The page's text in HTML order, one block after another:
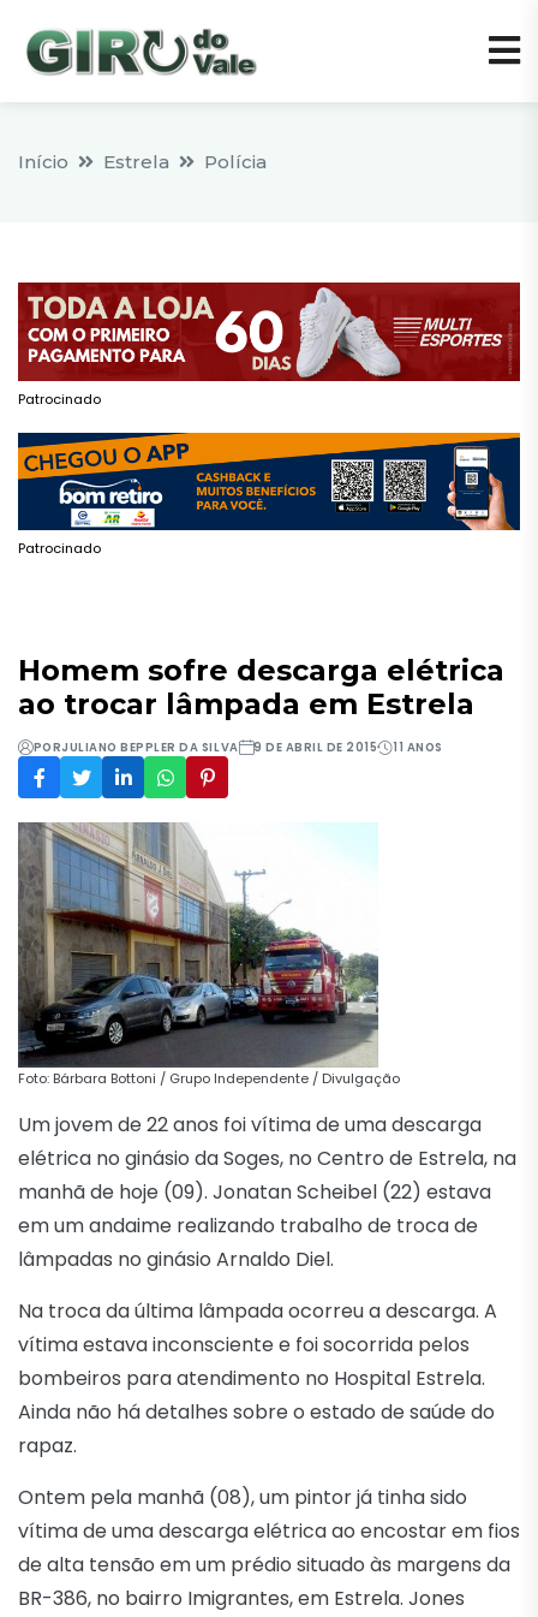
Início Estrela Polícia
Patrocinado
Patrocinado
Homem sofre descarga elétrica
ao trocar lâmpada em Estrela
PORJULIANO BEPPLER DA SILVA 9 DE ABRIL DE 2015 11 ANOS
Foto: Bárbara Bottoni / Grupo Independente / Divulgação
Um jovem de 22 anos foi vítima de uma descarga
elétrica no ginásio da Soges, no Centro de Estrela, na
manhã de hoje (09). Jonatan Scheibel (22) estava
em um andaime realizando trabalho de troca de
lâmpadas no ginásio Arnaldo Diel.
Na troca da última lâmpada ocorreu a descarga. A
vítima estava inconsciente e foi socorrida pelos
bombeiros para atendimento no Hospital Estrela.
Ainda não há detalhes sobre o estado de saúde do
rapaz.
Ontem pela manhã (08), um pintor já tinha sido
vítima de uma descarga elétrica ao encostar em fios
de alta tensão em um prédio situado às margens da
BR-386, no bairro Imigrantes, em Estrela. Jones